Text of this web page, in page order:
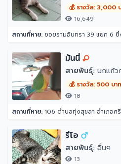
💰 รางวัล: 3,000
16,649
สถานที่หาย: ซอยรามอินทรา 39 แยก 6 ซึ่งซอยอยู่ตรงข้าม mini big c 44/10 ซอย รา
มันนี่
สายพันธุ์: นกแก้ว
💰 รางวัล: 500 บาท
18
สถานที่หาย: 106 ตำบลทุ่งสุขลา อำเภอศ
รีโอ
สายพันธุ์: อื่นๆ
13